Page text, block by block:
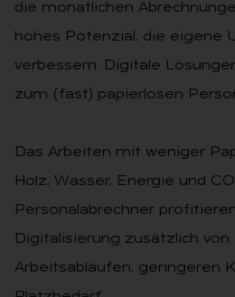
die monatlichen
hohes Potenzial, die eigene
verbessern. Digitale
zum (fast) papierlosen
Das Arbeiten mit weniger
Holz, Wasser, Energie und
Personalabrechner
Digitalisierung zusätz­lich
Arbeitsabläufen, geringeren